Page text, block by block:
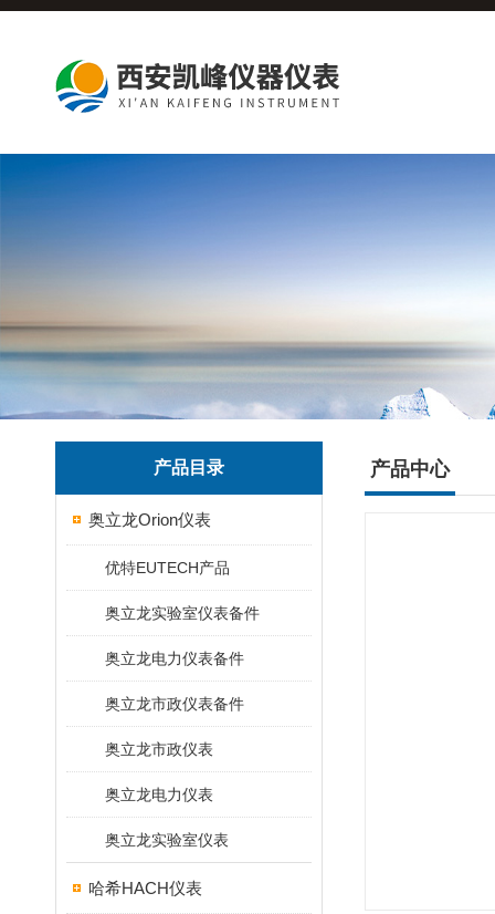
产品目录
奥立龙Orion仪表
优特EUTECH产品
奥立龙实验室仪表备件
奥立龙电力仪表备件
奥立龙市政仪表备件
奥立龙市政仪表
奥立龙电力仪表
奥立龙实验室仪表
哈希HACH仪表
产品中心